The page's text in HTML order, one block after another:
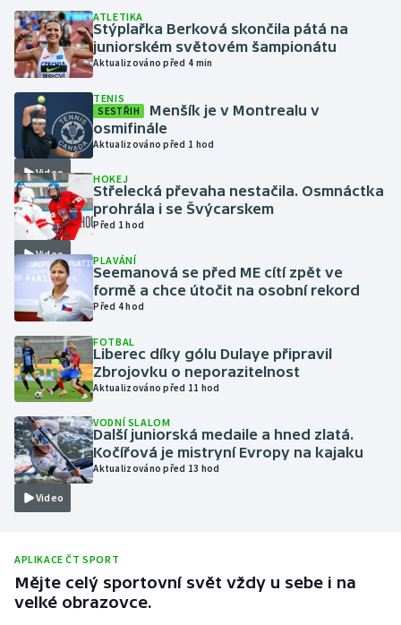
Gymnastika
Házená
Jezdectví
Judo
Krasobruslení
Lezení
Lyže a snowboard
Moderní pětiboj
Motorsport
Olympijské hry
Parasport
Plavání
Ragby
ATLETIKA
Stýplařka Berková skončila pátá na
juniorském světovém šampionátu
Aktualizováno před 4 min
Video
TENIS
SESTŘIH
Menšík je v Montrealu v
osmifinále
Aktualizováno před 1 hod
Video
HOKEJ
Střelecká převaha nestačila. Osmnáctka
prohrála i se Švýcarskem
Před 1 hod
PLAVÁNÍ
Seemanová se před ME cítí zpět ve
formě a chce útočit na osobní rekord
Před 4 hod
FOTBAL
Liberec díky gólu Dulaye připravil
Zbrojovku o neporazitelnost
Aktualizováno před 11 hod
Video
VODNÍ SLALOM
Další juniorská medaile a hned zlatá.
Kočířová je mistryní Evropy na kajaku
Aktualizováno před 13 hod
APLIKACE ČT SPORT
Mějte celý sportovní svět vždy u sebe i na
velké obrazovce.